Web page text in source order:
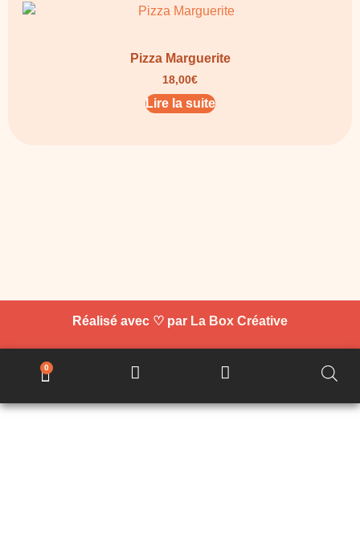
Pizza Marguerite
18,00€
Lire la suite
Réalisé avec ♡ par La Box Créative
0